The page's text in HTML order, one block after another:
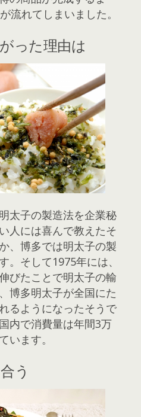
流れてしまいました。
った理由は
太子の製造法を企業秘
人には喜んで教えたそ
、博多では明太子の製
。そして1975年には、
びたことで明太子の輸
博多明太子が全国にた
るようになったそうで
内で消費量は年間3万
います。
う